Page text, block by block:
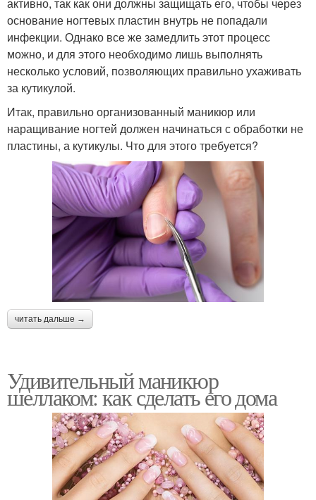
основание ногтевых пластин внутрь не попадали
инфекции. Однако все же замедлить этот процесс
можно, и для этого необходимо лишь выполнять
несколько условий, позволяющих правильно ухаживать
за кутикулой.
Итак, правильно организованный маникюр или
наращивание ногтей должен начинаться с обработки не
пластины, а кутикулы. Что для этого требуется?
читать дальше →
Удивительный маникюр
шеллаком: как сделать его дома